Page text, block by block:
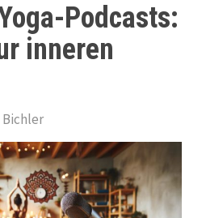
Podcasts:
inneren
Bichler